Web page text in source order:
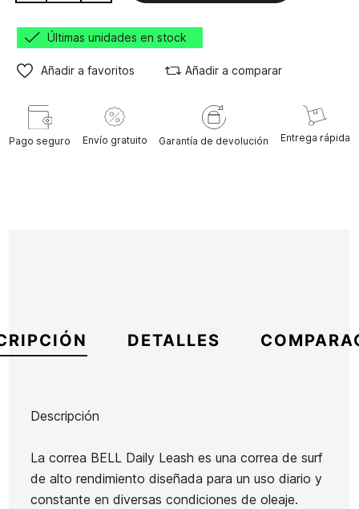
Últimas unidades en stock
Añadir a favoritos Añadir a comparar
Pago seguro Envío gratuito Garantía de devolución Entrega rápida
DETALLES
Descripción
La correa BELL Daily Leash es una correa de surf
de alto rendimiento diseñada para un uso diario y
constante en diversas condiciones de oleaje.
Marca Bell
ReferenciaEG-IGITX54209
En stock 1 Artículos